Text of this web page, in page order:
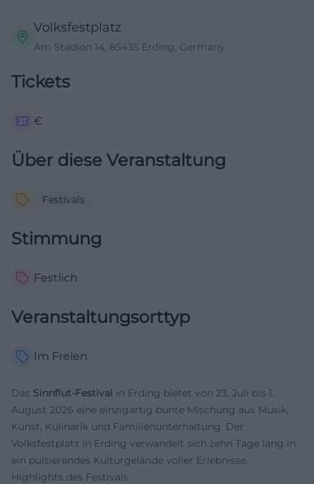
Volksfestplatz
Am Stadion 14, 85435 Erding, Germany
Tickets
€
Über diese Veranstaltung
Festivals
Stimmung
Festlich
Veranstaltungsorttyp
Im Freien
Das Sinnflut-Festival in Erding bietet von 23. Juli bis 1.
August 2026 eine einzigartig bunte Mischung aus Musik,
Kunst, Kulinarik und Familienunterhaltung. Der
Volksfestplatz in Erding verwandelt sich zehn Tage lang in
ein pulsierendes Kulturgelände voller Erlebnisse.
Highlights des Festivals